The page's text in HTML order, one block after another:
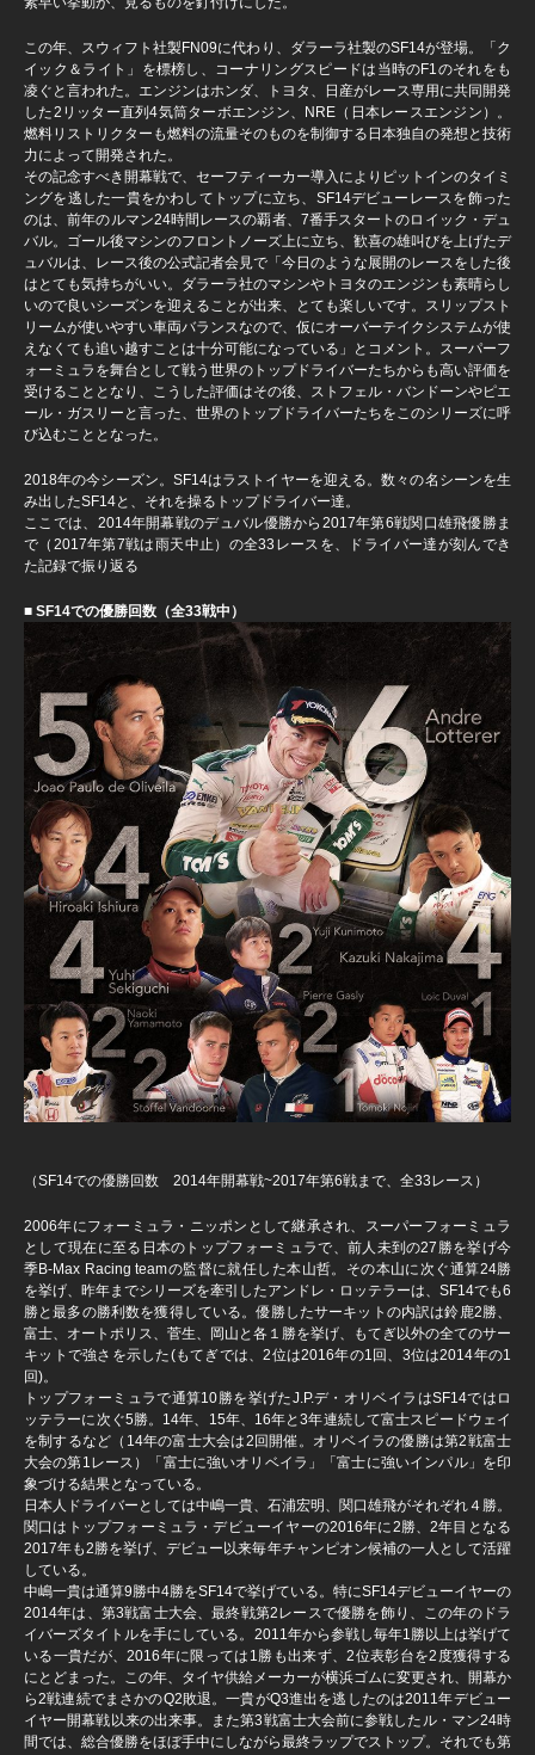
この年、スウィフト社製FN09に代わり、ダラーラ社製のSF14が登場。「ク
イック＆ライト」を標榜し、コーナリングスピードは当時のF1のそれをも
凌ぐと言われた。エンジンはホンダ、トヨタ、日産がレース専用に共同開発
した2リッター直列4気筒ターボエンジン、NRE（日本レースエンジン）。
燃料リストリクターも燃料の流量そのものを制御する日本独自の発想と技術
力によって開発された。
その記念すべき開幕戦で、セーフティーカー導入によりピットインのタイミ
ングを逃した一貴をかわしてトップに立ち、SF14デビューレースを飾った
のは、前年のルマン24時間レースの覇者、7番手スタートのロイック・デュ
バル。ゴール後マシンのフロントノーズ上に立ち、歓喜の雄叫びを上げたデ
ュバルは、レース後の公式記者会見で「今日のような展開のレースをした後
はとても気持ちがいい。ダラーラ社のマシンやトヨタのエンジンも素晴らし
いので良いシーズンを迎えることが出来、とても楽しいです。スリップスト
リームが使いやすい車両バランスなので、仮にオーバーテイクシステムが使
えなくても追い越すことは十分可能になっている」とコメント。スーパーフ
ォーミュラを舞台として戦う世界のトップドライバーたちからも高い評価を
受けることとなり、こうした評価はその後、ストフェル・バンドーンやピエ
ール・ガスリーと言った、世界のトップドライバーたちをこのシリーズに呼
び込むこととなった。
2018年の今シーズン。SF14はラストイヤーを迎える。数々の名シーンを生
み出したSF14と、それを操るトップドライバー達。
ここでは、2014年開幕戦のデュバル優勝から2017年第6戦関口雄飛優勝ま
で（2017年第7戦は雨天中止）の全33レースを、ドライバー達が刻んでき
た記録で振り返る
■ SF14での優勝回数（全33戦中）
（SF14での優勝回数 2014年開幕戦~2017年第6戦まで、全33レース）
2006年にフォーミュラ・ニッポンとして継承され、スーパーフォーミュラ
として現在に至る日本のトップフォーミュラで、前人未到の27勝を挙げ今
季B-Max Racing teamの監督に就任した本山哲。その本山に次ぐ通算24勝
を挙げ、昨年までシリーズを牽引したアンドレ・ロッテラーは、SF14でも6
勝と最多の勝利数を獲得している。優勝したサーキットの内訳は鈴鹿2勝、
富士、オートポリス、菅生、岡山と各１勝を挙げ、もてぎ以外の全てのサー
キットで強さを示した(もてぎでは、2位は2016年の1回、3位は2014年の1
回)。
トップフォーミュラで通算10勝を挙げたJ.P.デ・オリベイラはSF14ではロ
ッテラーに次ぐ5勝。14年、15年、16年と3年連続して富士スピードウェイ
を制するなど（14年の富士大会は2回開催。オリベイラの優勝は第2戦富士
大会の第1レース）「富士に強いオリベイラ」「富士に強いインパル」を印
象づける結果となっている。
日本人ドライバーとしては中嶋一貴、石浦宏明、関口雄飛がそれぞれ４勝。
関口はトップフォーミュラ・デビューイヤーの2016年に2勝、2年目となる
2017年も2勝を挙げ、デビュー以来毎年チャンピオン候補の一人として活躍
している。
中嶋一貴は通算9勝中4勝をSF14で挙げている。特にSF14デビューイヤーの
2014年は、第3戦富士大会、最終戦第2レースで優勝を飾り、この年のドラ
イバーズタイトルを手にしている。2011年から参戦し毎年1勝以上は挙げて
いる一貴だが、2016年に限っては1勝も出来ず、2位表彰台を2度獲得する
にとどまった。この年、タイヤ供給メーカーが横浜ゴムに変更され、開幕か
ら2戦連続でまさかのQ2敗退。一貴がQ3進出を逃したのは2011年デビュー
イヤー開幕戦以来の出来事。また第3戦富士大会前に参戦したル・マン24時
間では、総合優勝をほぼ手中にしながら最終ラップでストップ。それでも第